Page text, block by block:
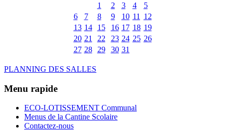
1
2 3 4
5
6
7 8 9 10 11
12
13 14 15 16 17 18 19
20 21 22 23 24 25 26
27 28 29 30 31
PLANNING DES SALLES
Menu rapide
ECO-LOTISSEMENT Communal
Menus de la Cantine Scolaire
Contactez-nous